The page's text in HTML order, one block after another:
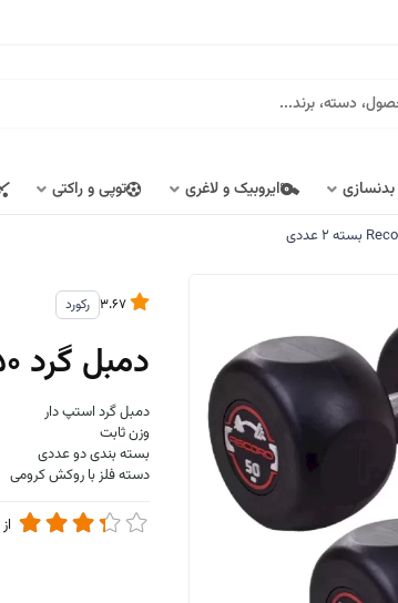
بدنسازی ایروبیک و لاغری توپی و راکتی
رکورد
دمبل گرد 50 کیلویی استپ دار Record بسته 2 عددی
دمبل گرد استپ دار
وزن ثابت
بسته بندی دو عددی
دسته فلز با روکش کرومی
از